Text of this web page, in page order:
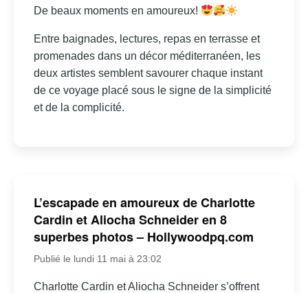
De beaux moments en amoureux!
Entre baignades, lectures, repas en terrasse et
promenades dans un décor méditerranéen, les
deux artistes semblent savourer chaque instant
de ce voyage placé sous le signe de la simplicité
et de la complicité.
L’escapade en amoureux de Charlotte
Cardin et Aliocha Schneider en 8
superbes photos – Hollywoodpq.com
Publié le lundi 11 mai à 23:02
Charlotte Cardin et Aliocha Schneider s’offrent